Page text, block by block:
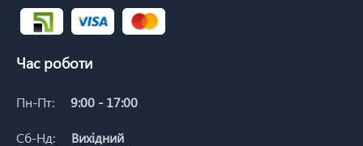
Час роботи
Пн-Пт: 9:00 - 17:00
Сб-Нд: Вихідний